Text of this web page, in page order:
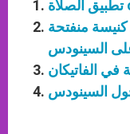
كنيسة منفتحة
السينودس
الفاتيكان
حول السينودس